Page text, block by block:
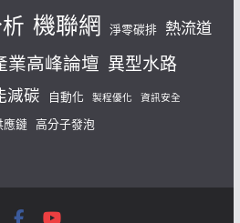
機聯網 淨零碳排 熱流道
業高峰論壇 異型水路
減碳 自動化 製程優化 資訊安全
應鏈 高分子發泡